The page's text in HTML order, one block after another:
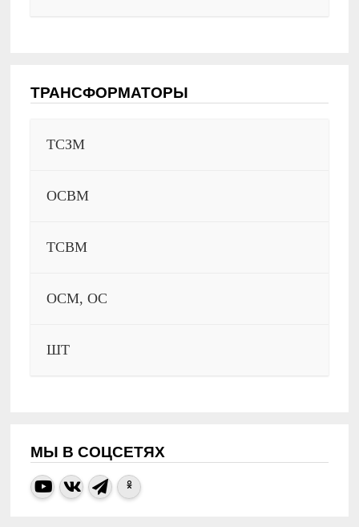
ТРАНСФОРМАТОРЫ
ТСЗМ
ОСВМ
ТСВМ
ОСМ, ОС
ШТ
МЫ В СОЦСЕТЯХ